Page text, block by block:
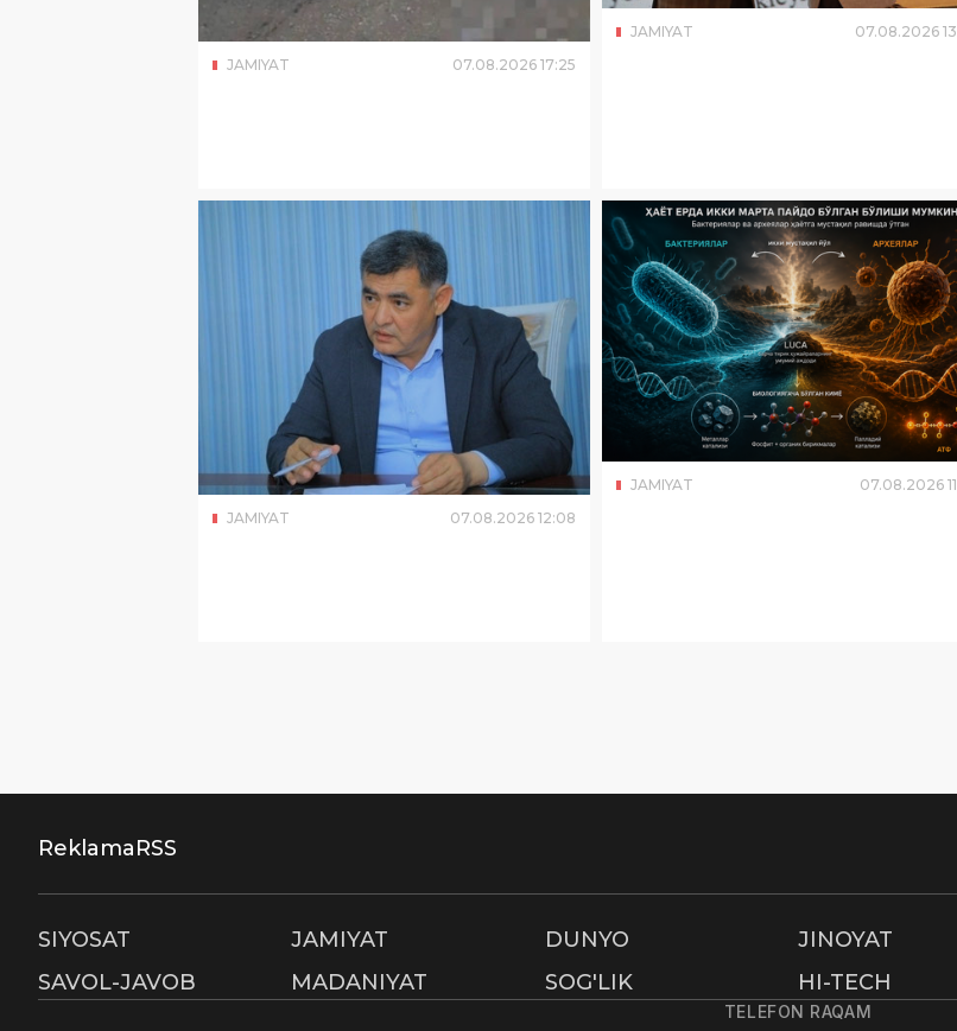
JAMIYAT 07.08.2026 17:25
JAMIYAT 07.08.2026 13
JAMIYAT 07.08.2026 12:08
JAMIYAT 07.08.2026 11
ReklamaRSS
SIYOSAT JAMIYAT DUNYO JINOYAT
SAVOL-JAVOB
MADANIYAT SOG'LIK HI-TECH
TELEFON RAQAM